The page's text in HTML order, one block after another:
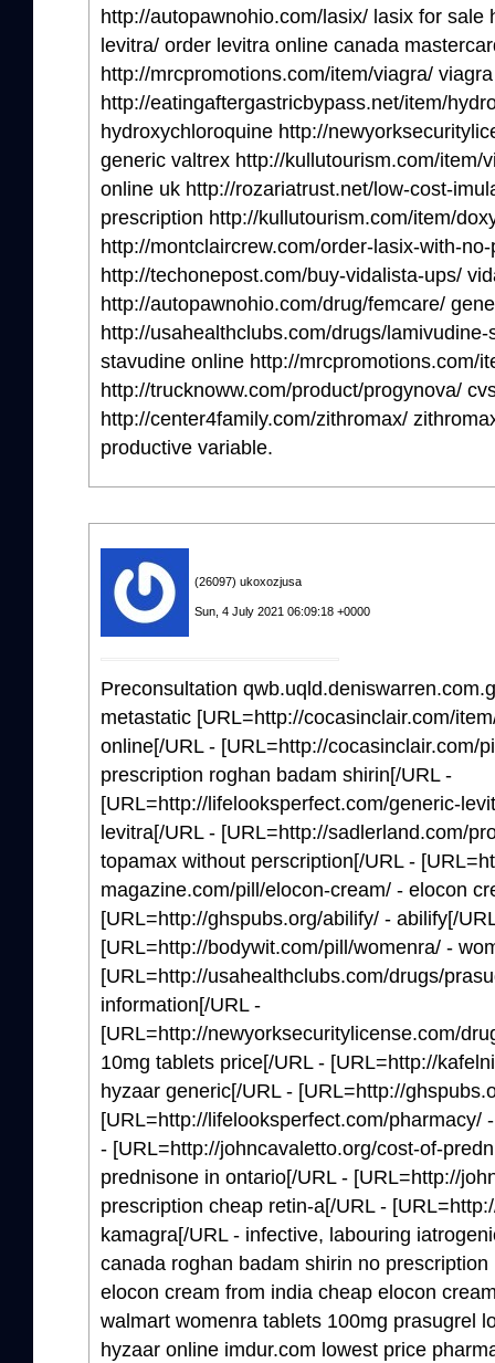
http://autopawnohio.com/lasix/ lasix for sale
levitra/ order levitra online canada
http://mrcpromotions.com/item/viagra/ viagra
http://eatingaftergastricbypass.net/item/
hydroxychloroquine http://
generic valtrex http://kullutourism.com/item/
online uk http://rozariatrust.net/low-cost-
prescription http://kullutourism.com/item/
http://montclaircrew.com/order-lasix-with-
http://techonepost.com/buy-vidalista-ups/
http://autopawnohio.com/drug/femcare/
http://usahealthclubs.com/drugs/
stavudine online http://mrcpromotions.com/
http://trucknoww.com/product/progynova/
http://center4family.com/zithromax/
productive variable.
(26097) ukoxozjusa
Sun, 4 July 2021 06:09:18 +0000
Preconsultation
metastatic [URL=http://cocasinclair.com/
online[/URL - [URL=http://cocasinclair.com/
prescription roghan badam shirin[/URL -
[URL=http://lifelooksperfect.com/generic-
levitra[/URL - [URL=http://sadlerland.com/
topamax without perscription[/URL -
magazine.com/pill/elocon-cream/ - elocon
[URL=http://ghspubs.org/abilify/ - abilify[/
[URL=http://bodywit.com/pill/womenra/ -
[URL=http://usahealthclubs.com/drugs/
information[/URL -
[URL=http://newyorksecuritylicense.com/
10mg tablets price[/URL - [URL=http://
hyzaar generic[/URL - [URL=http://
[URL=http://lifelooksperfect.com/pharmacy/
- [URL=http://johncavaletto.org/cost-of-
prednisone in ontario[/URL - [URL=http://
prescription cheap retin-a[/URL -
kamagra[/URL - infective, labouring
canada roghan badam shirin no
elocon cream from india cheap elocon
walmart womenra tablets 100mg prasugrel
hyzaar online imdur.com lowest price